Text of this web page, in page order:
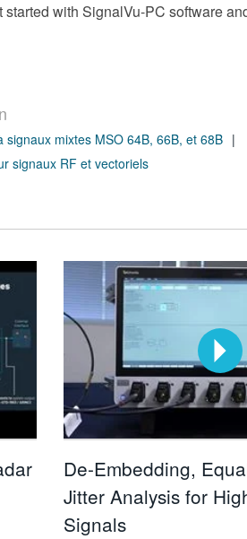
with SignalVu-PC software
signaux mixtes MSO 64B, 66B, et 68B
signaux RF et vectoriels
De-Embedding,
Jitter Analysis for
Signals